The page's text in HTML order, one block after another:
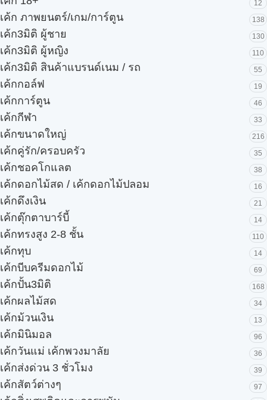
12
เค้ก ภาพยนตร์/เกม/การ์ตูน 138
เค้ก3มิติ ผู้ชาย 130
เค้ก3มิติ ผู้หญิง 110
เค้ก3มิติ สินค้าแบรนด์เนม / รถ 55
เค้กกอล์ฟ 19
เค้กการ์ตูน 46
เค้กกีฬา 33
เค้กขนาดใหญ่ 216
เค้กคู่รัก/ครอบครัว 35
เค้กชอคโกแลต 38
เค้กดอกไม้สด / เค้กดอกไม้ปลอม 16
เค้กดึงเงิน 21
เค้กตุ๊กตาบาร์บี้ 14
เค้กทรงสูง 2-8 ชั้น 110
เค้กทุบ 14
เค้กบีบครีมดอกไม้ 69
เค้กปั้น3มิติ 168
เค้กผลไม้สด 34
เค้กม้วนเงิน 13
เค้กมินิมอล 96
เค้กวันแม่ เค้กพวงมาลัย 36
เค้กส่งด่วน 3 ชั่วโมง 39
เค้กสัตว์ต่างๆ 97